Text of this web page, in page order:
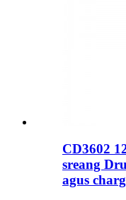
CD3602
sreang
agus